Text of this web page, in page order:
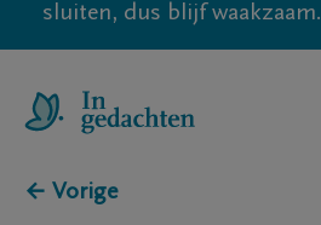
sluiten, dus blijf waakzaam.
← Vorige